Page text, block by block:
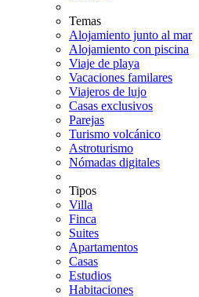
Temas
Alojamiento junto al mar
Alojamiento con piscina
Viaje de playa
Vacaciones familares
Viajeros de lujo
Casas exclusivos
Parejas
Turismo volcánico
Astroturismo
Nómadas digitales
Tipos
Villa
Finca
Suites
Apartamentos
Casas
Estudios
Habitaciones